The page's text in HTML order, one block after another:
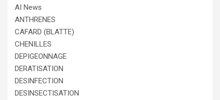
AI News
ANTHRENES
CAFARD (BLATTE)
CHENILLES
DEPIGEONNAGE
DERATISATION
DESINFECTION
DESINSECTISATION